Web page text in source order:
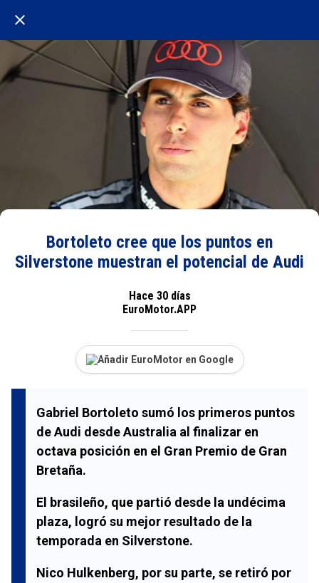
Bortoleto cree que los puntos en
Silverstone muestran el potencial de Audi
Hace 30 días
EuroMotor.APP
Añadir EuroMotor en Google
Gabriel Bortoleto sumó los primeros puntos
deAudi desdeAustralia al finalizar en
octava posición en el Gran Premio de Gran
Bretaña.
El brasileño, que partió desde la undécima
plaza, logró su mejor resultado de la
temporada en Silverstone.
Nico Hulkenberg, por su parte, se retiró por